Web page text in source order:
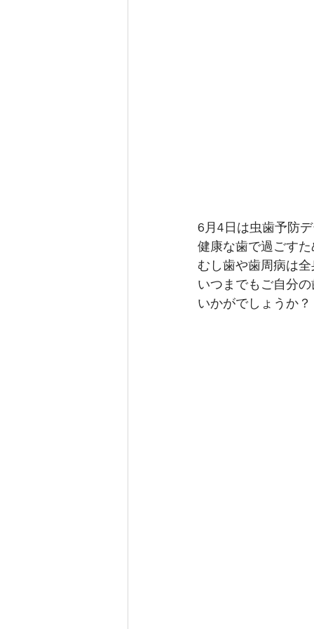
6月4日は虫歯予防
健康な歯で過ごす
むし歯や歯周病は
いつまでもご自分
いかがでしょうか？